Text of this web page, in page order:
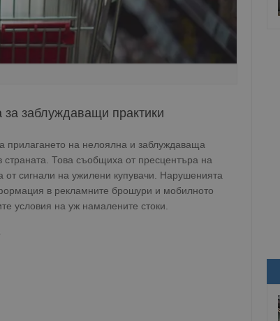
заблуждаващи практики
прилагането на нелоялна и заблуждаваща
страната. Това съобщиха от пресцентъра на
сигнали на ужилени купувачи. Нарушенията
в рекламните брошури и мобилното
условия на уж намалените стоки.